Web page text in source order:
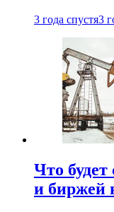
3 года спустя3
Что
и биржей